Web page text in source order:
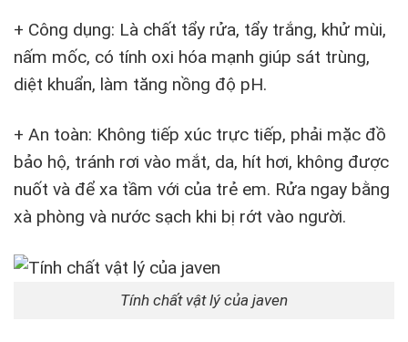
+ Công dụng: Là chất tẩy rửa, tẩy trắng, khử mùi,
nấm mốc, có tính oxi hóa mạnh giúp sát trùng,
diệt khuẩn, làm tăng nồng độ pH.
+ An toàn: Không tiếp xúc trực tiếp, phải mặc đồ
bảo hộ, tránh rơi vào mắt, da, hít hơi, không được
nuốt và để xa tầm với của trẻ em. Rửa ngay bằng
xà phòng và nước sạch khi bị rớt vào người.
Tính chất vật lý của javen